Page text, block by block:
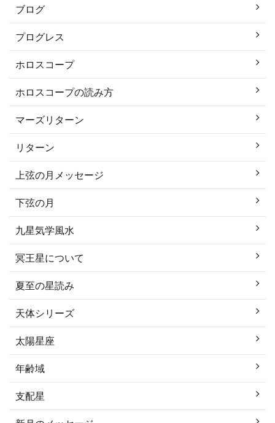
ブログ
プログレス
ホロスコープ
ホロスコープの読み方
マーズリターン
リターン
上弦の月メッセージ
下弦の月
九星気学風水
冥王星について
夏至の星読み
天体シリーズ
太陽星座
年齢域
支配星